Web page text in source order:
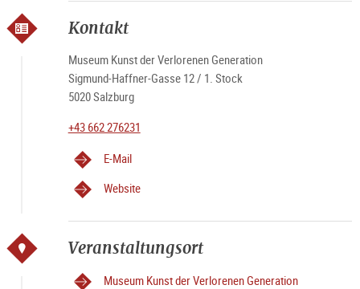
Kontakt
Museum Kunst der Verlorenen Generation
Sigmund-Haffner-Gasse 12 / 1. Stock
5020 Salzburg
+43 662 276231
E-Mail
Website
Veranstaltungsort
Museum Kunst der Verlorenen Generation